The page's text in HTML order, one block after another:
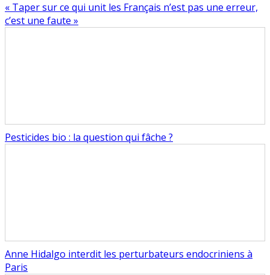
« Taper sur ce qui unit les Français n’est pas une erreur,
c’est une faute »
Pesticides bio : la question qui fâche ?
Anne Hidalgo interdit les perturbateurs endocriniens à
Paris